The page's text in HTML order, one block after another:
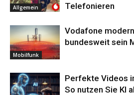
Allgemein
Telefonieren
Mobilfunk
Vodafone
bundesweit sein
Perfekte Videos
So nutzen Sie KI